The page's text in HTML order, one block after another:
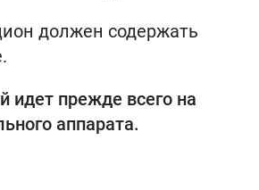
должен содержать
идет прежде всего на
аппарата.